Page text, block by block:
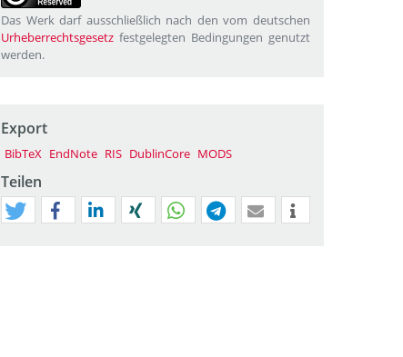
Das Werk darf ausschließlich nach den vom deutschen
Urheberrechtsgesetz festgelegten Bedingungen genutzt
werden.
Export
BibTeX EndNote RIS DublinCore MODS
Teilen